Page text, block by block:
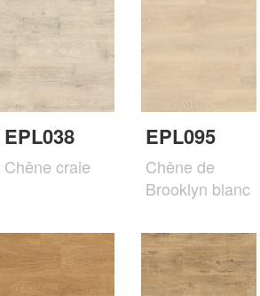
EPL038
Chêne craie
EPL095
Chêne de
Brooklyn blanc